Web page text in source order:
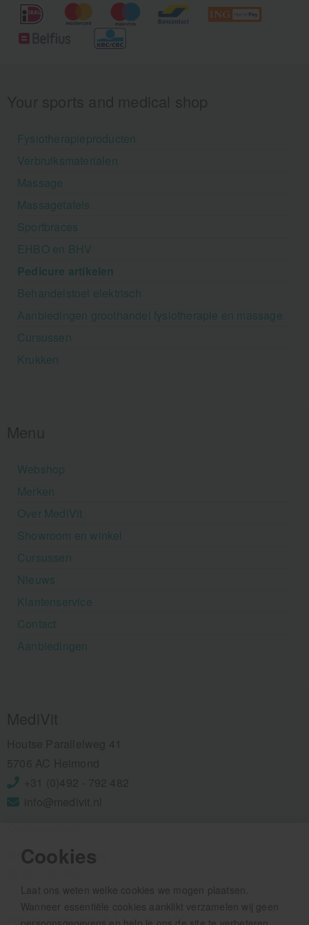
Cookies
Laat ons weten welke cookies we mogen plaatsen.
Wanneer essentiële cookies aanklikt verzamelen wij geen
Fysiotherapieproducten
Verbruiksmaterialen
Massage
Massagetafels
Sportbraces
EHBO en BHV
Pedicure artikelen
Behandelstoel elektrisch
Aanbiedingen groothandel fysiotherapie en massage
Cursussen
Krukken
Webshop
Merken
Over MediVit
Showroom en winkel
Cursussen
Nieuws
Klantenservice
Contact
Aanbiedingen
Maandag t/m vrijdag
13.00 - 16.00u
Wij pauzeren tussen 12.30 en 13.00u